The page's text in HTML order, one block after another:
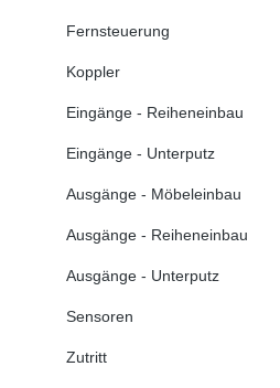
Fernsteuerung
Koppler
Eingänge - Reiheneinbau
Eingänge - Unterputz
Ausgänge - Möbeleinbau
Ausgänge - Reiheneinbau
Ausgänge - Unterputz
Sensoren
Zutritt